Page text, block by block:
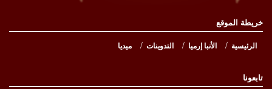
خريطة الموقع
الرئيسية الأنبا إرميا التدوينات ميديا
تابعونا